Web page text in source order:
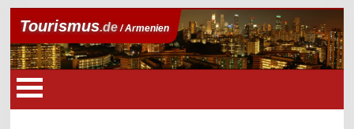
Tourismus.de/ Armenien